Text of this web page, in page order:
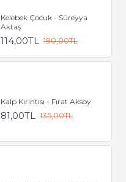
Kelebek Çocuk - Süreyya
Aktaş
114,00TL 190,00TL
Kalp Kırıntısı - Fırat Aksoy
81,00TL 135,00TL